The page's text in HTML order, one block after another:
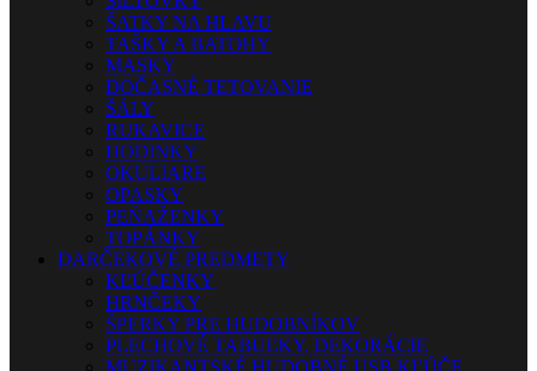
ŠATKY NA HLAVU
TAŠKY A BATOHY
MASKY
DOČASNÉ TETOVANIE
ŠÁLY
RUKAVICE
HODINKY
OKULIARE
OPASKY
PEŇAŽENKY
TOPÁNKY
DARČEKOVÉ PREDMETY
KĽÚČENKY
HRNČEKY
ŠPERKY PRE HUDOBNÍKOV
PLECHOVÉ TABUĽKY, DEKORÁCIE
MUZIKANTSKÉ HUDOBNÉ USB KĽÚČE